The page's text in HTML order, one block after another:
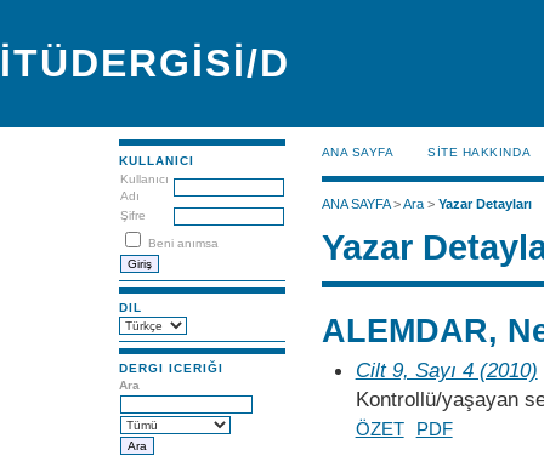
İTÜDERGİSİ/D
KULLANICI
Kullanıcı
Adı
Şifre
Beni anımsa
DIL
DERGI ICERIĞI
Ara
ANA SAYFA SİTE HAKKINDA
ANA SAYFA>Ara> Yazar Detayları
Yazar
ALEMDAR,
Cilt 9, Sayı 4 (2010)
Kontrollü/yaşayan
ÖZET PDF